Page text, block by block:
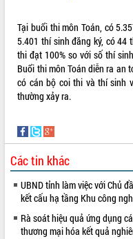
Họp báo thông tin về Hội nghị
Quy hoạch và Xúc tiến đầu tư tỉnh
Lắk
Khơi thông điểm nghẽn, đẩy nhanh
giải ngân vốn khắc phục thiên tai
HĐND tỉnh thông qua điều chỉnh Quy
Hội thảo góp ý hồ sơ điều chỉnh quy
hoạch tỉnh Đắk Lắk thời kỳ 2021-
tầm nhìn đến năm 2050
Nâng cao hiệu quả hoạt động của
doanh nghiệp nhà nước
Hội nghị triển khai kết nối mạng
truyền số liệu chuyên dùng phục
quan Đảng, Nhà nước
Tại buổi thi môn Toán, có
5.401 thí sinh đăng ký, có 44
thi đạt 100% so với số thí
Buổi thi môn Toán diễn ra an
có cán bộ coi thi và thí sinh
thường xảy ra.
Các tin khác
UBND tỉnh làm việc với Chủ
kết cấu hạ tầng Khu công
Rà soát hiệu quả ứng dụng
thương mại hóa kết quả